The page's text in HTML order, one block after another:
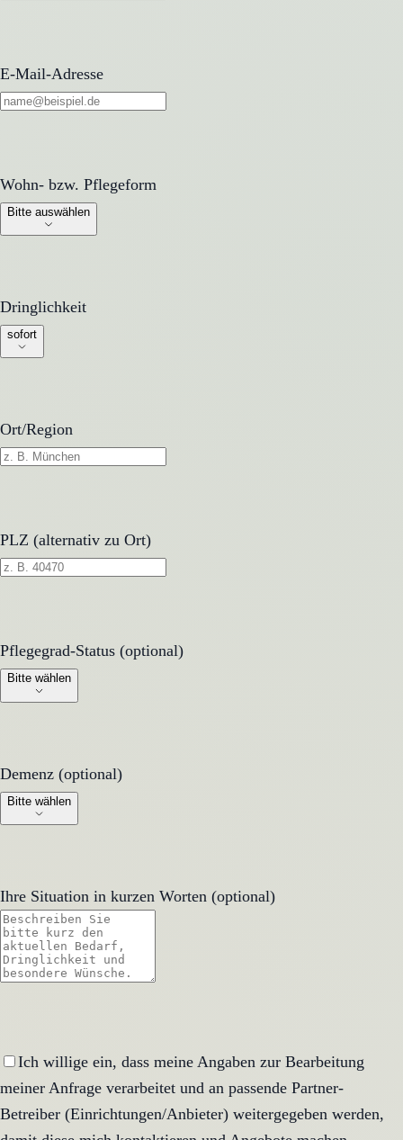
E-Mail-Adresse
Wohn- bzw. Pflegeform
Wohn- bzw. Pflegeform
Bitte auswählen
Dringlichkeit
Dringlichkeit
sofort
Ort/Region
PLZ (alternativ zu Ort)
Pflegegrad-Status (optional)
Pflegegrad-Status (optional)
Bitte wählen
Demenz (optional)
Demenz (optional)
Bitte wählen
Ihre Situation in kurzen Worten (optional)
Ich willige ein, dass meine Angaben zur Bearbeitung
meiner Anfrage verarbeitet und an passende Partner-
Betreiber (Einrichtungen/Anbieter) weitergegeben werden,